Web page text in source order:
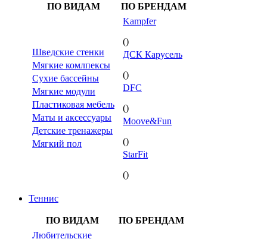
ПО ВИДАМ ПО БРЕНДАМ
Шведские стенки
Мягкие комлпексы
Сухие бассейны
Мягкие модули
Пластиковая мебель
Маты и аксессуары
Детские тренажеры
Мягкий пол
Kampfer
()
ДСК Карусель
()
DFC
()
Moove&Fun
()
StarFit
()
Теннис
ПО ВИДАМ
ПО БРЕНДАМ
Любительские